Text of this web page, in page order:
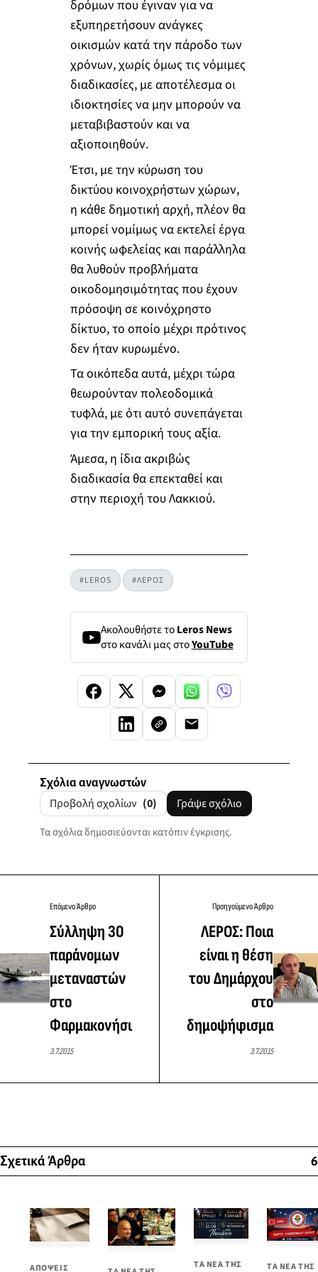
δρόμων που έγιναν για να
εξυπηρετήσουν ανάγκες
οικισμών κατά την πάροδο των
χρόνων, χωρίς όμως τις νόμιμες
διαδικασίες, με αποτέλεσμα οι
ιδιοκτησίες να μην μπορούν να
μεταβιβαστούν και να
αξιοποιηθούν.
Έτσι, με την κύρωση του
δικτύου κοινοχρήστων χώρων,
η κάθε δημοτική αρχή, πλέον θα
μπορεί νομίμως να εκτελεί έργα
κοινής ωφελείας και παράλληλα
θα λυθούν προβλήματα
οικοδομησιμότητας που έχουν
πρόσοψη σε κοινόχρηστο
δίκτυο, το οποίο μέχρι πρότινος
δεν ήταν κυρωμένο.
Τα οικόπεδα αυτά, μέχρι τώρα
θεωρούνταν πολεοδομικά
τυφλά, με ότι αυτό συνεπάγεται
για την εμπορική τους αξία.
Άμεσα, η ίδια ακριβώς
διαδικασία θα επεκταθεί και
στην περιοχή του Λακκιού.
#LEROS #ΛΕΡΟΣ
Ακολουθήστε τοLeros News
στο κανάλι μας στοYouTube
Σχόλια αναγνωστών
Προβολή σχολίων (0) Γράψε σχόλιο
Τα σχόλια δημοσιεύονται κατόπιν έγκρισης.
Επόμενο Άρθρο
Σύλληψη 30
παράνομων
μεταναστών
στο
Φαρμακονήσι
3.7.2015
Προηγούμενο Άρθρο
ΛΕΡΟΣ: Ποια
είναι η θέση
του Δημάρχου
στο
δημοψήφισμα
3.7.2015
Σχετικά Άρθρα 6
ΑΠΟΨΕΙΣ
ΤΑ ΝΕΑ ΤΗΣ
ΤΑ ΝΕΑ ΤΗΣ